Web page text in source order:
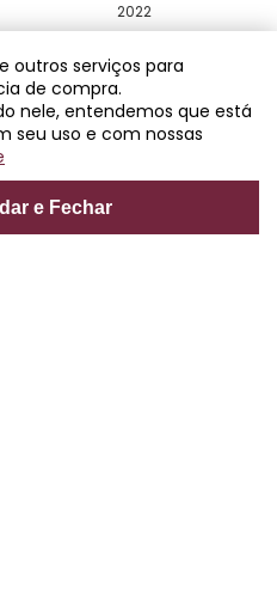
2022
3xdeR$ 166,00
outros serviços para
de compra.
nele, entendemos que está
seu uso e com nossas
e Fechar